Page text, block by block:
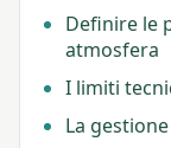
Definire le
atmosfera
I limiti
La